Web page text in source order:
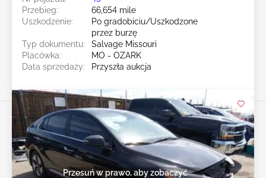
Przebieg:
66,654 mile
Uszkodzenie:
Po gradobiciu/Uszkodzone
przez burzę
Typ dokumentu:
Salvage Missouri
Placówka:
MO - OZARK
Data sprzedaży:
Przyszła aukcja
Przesuń w prawo, aby zobaczyć